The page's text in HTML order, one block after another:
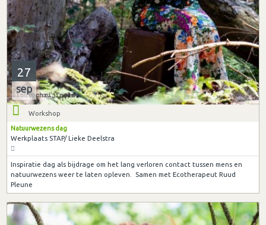
27
sep
Workshop
Natuurwezens dag
Werkplaats STAP/ Lieke Deelstra
Inspiratie dag als bijdrage om het lang verloren contact tussen mens en
natuurwezens weer te laten opleven. Samen met Ecotherapeut Ruud
Pleune